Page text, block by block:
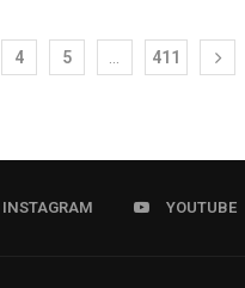
4 5 … 411
INSTAGRAM YOUTUBE